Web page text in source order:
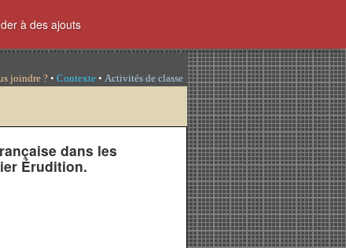
à des ajouts
joindre ?• Contexte • Activités de classe
dans les
Érudition.